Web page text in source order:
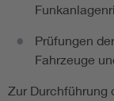
Prüfungen
Fahrzeuge
Zur Durchführung